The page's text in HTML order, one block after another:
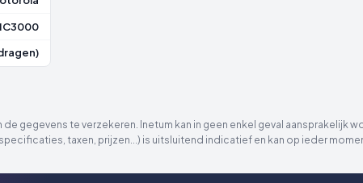
gegevens te verzekeren. Inetum kan in geen enkel geval
taxen, prijzen...) is uitsluitend indicatief en kan op ieder